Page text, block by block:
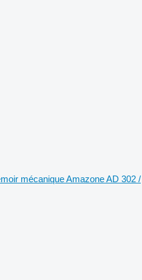
mécanique Amazone AD 302 /